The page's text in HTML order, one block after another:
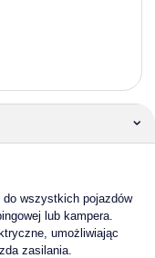
do wszystkich pojazdów
lub kampera.
umożliwiając
zasilania.